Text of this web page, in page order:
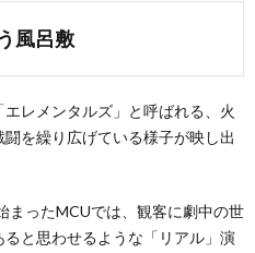
風呂敷
レメンタルズ」と呼ばれる、火
を繰り広げている様子が映し出
まったMCUでは、観客に劇中の世
と思わせるような「リアル」演